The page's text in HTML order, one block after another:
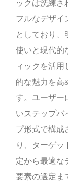
ックは洗練さ
フルなデザイ
としており、
使いと現代的
ィックを活用
的な魅力を高
す。ユーザー
いステップバ
プ形式で構成
り、ターゲッ
定から最適な
要素の選定ま